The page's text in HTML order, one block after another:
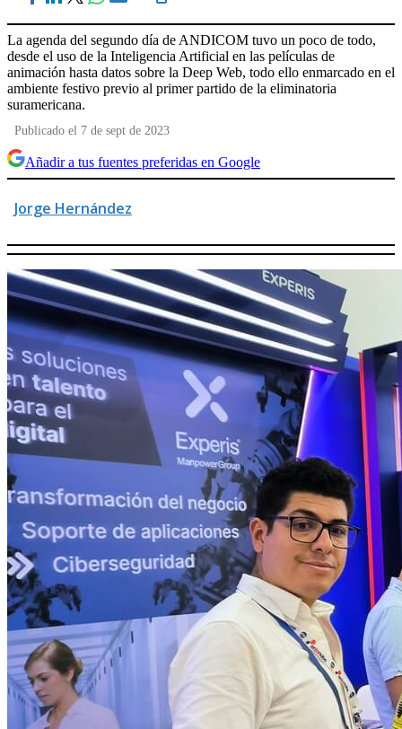
La agenda del segundo día de ANDICOM tuvo un poco de todo,
desde el uso de la Inteligencia Artificial en las películas de
animación hasta datos sobre la Deep Web, todo ello enmarcado en el
ambiente festivo previo al primer partido de la eliminatoria
suramericana.
Publicado el 7 de sept de 2023
Añadir a tus fuentes preferidas en Google
Jorge Hernández